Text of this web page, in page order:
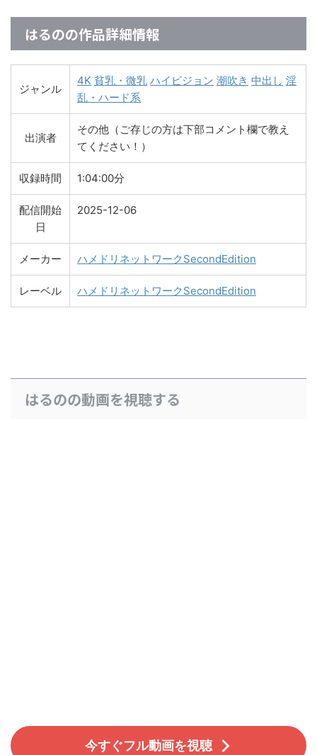
はるのの作品詳細情報
ジャンル
4K 貧乳・微乳 ハイビジョン 潮吹き 中出し 淫
乱・ハード系
出演者
その他（ご存じの方は下部コメント欄で教え
てください！）
収録時間 1:04:00分
配信開始
日
2025-12-06
メーカー ハメドリネットワークSecondEdition
レーベル ハメドリネットワークSecondEdition
はるのの動画を視聴する
今すぐフル動画を視聴